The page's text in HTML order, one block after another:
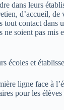
dans leurs
d’accueil,
contact dans
soient pas mis
écoles et
ligne face à
pour les